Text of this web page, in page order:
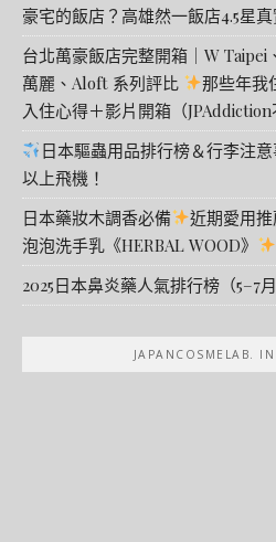
豪宅的飯店？高雄然一飯店4.5星真
台北萬豪飯店完整開箱｜W
萬麗、Aloft 系列評比
那些年我
入住心得＋影片開箱（JPAddiction
日本驅蟲用品排行榜＆行李注
以上飛機！
日本藥妝木調香必備
近期愛用
泡泡洗手乳《HERBAL WOOD》
2025日本鼻炎藥人氣排行榜（5–7月
JAPANCOSMELAB.